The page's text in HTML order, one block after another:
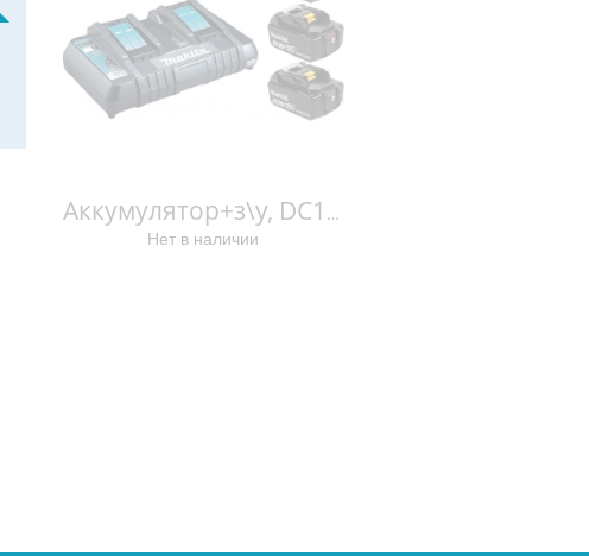
Аккумулятор+з\у, DC18RD-1шт+BL1840B-4шт,18В,4.0Ач,Li-ion,MakPac 198489-5 198489-5
Нет в наличии